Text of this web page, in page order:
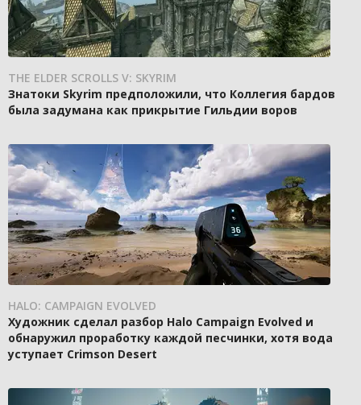
THE ELDER SCROLLS V: SKYRIM
Знатоки Skyrim предположили, что Коллегия бардов
была задумана как прикрытие Гильдии воров
HALO: CAMPAIGN EVOLVED
Художник сделал разбор Halo Campaign Evolved и
обнаружил проработку каждой песчинки, хотя вода
уступает Crimson Desert